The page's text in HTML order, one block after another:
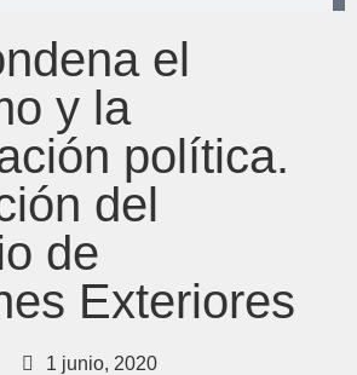
el
y la
política.
del
de
Exteriores
1 junio, 2020